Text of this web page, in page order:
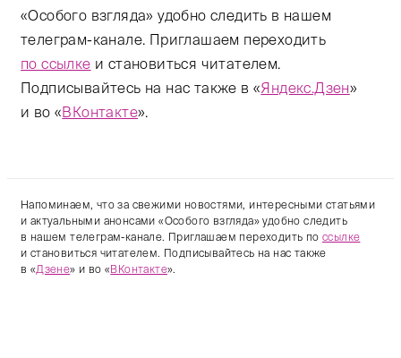
«Особого взгляда» удобно следить в нашем
телеграм-канале. Приглашаем переходить
по ссылке и становиться читателем.
Подписывайтесь на нас также в «Яндекс.Дзен»
и во «ВКонтакте».
Напоминаем, что за свежими новостями, интересными статьями
и актуальными анонсами «Особого взгляда» удобно следить
в нашем телеграм-канале. Приглашаем переходить по ссылке
и становиться читателем. Подписывайтесь на нас также
в «Дзене» и во «ВКонтакте».